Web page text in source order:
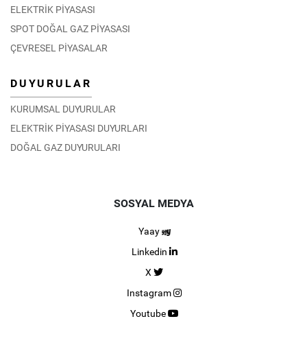
ELEKTRİK PİYASASI
SPOT DOĞAL GAZ PİYASASI
ÇEVRESEL PİYASALAR
DUYURULAR
KURUMSAL DUYURULAR
ELEKTRİK PİYASASI DUYURLARI
DOĞAL GAZ DUYURULARI
SOSYAL MEDYA
Yaay
Linkedin
X
Instagram
Youtube